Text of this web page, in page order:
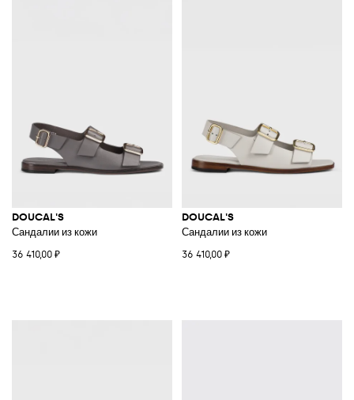
DOUCAL'S
Сандалии из кожи
36 410,00 ₽
DOUCAL'S
Сандалии из кожи
36 410,00 ₽